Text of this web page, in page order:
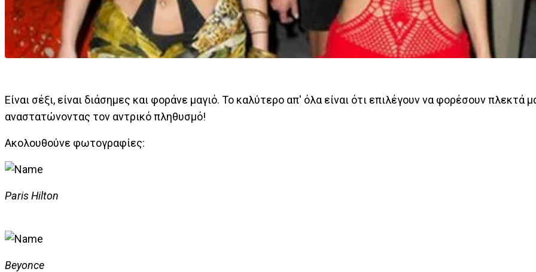
Eίναι σέξι, είναι διάσημες και φοράνε μαγιό. Το καλύτερο απ' όλα είναι ότι επιλέγουν να φορέσουν πλεκτά
αναστατώνοντας τον αντρικό πληθυσμό!
Ακολουθούνε φωτογραφίες:
Paris Hilton
Beyonce